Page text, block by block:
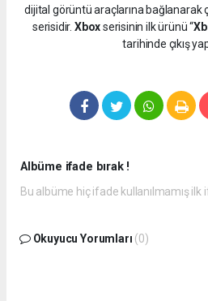
dijital görüntü araçlarına bağlanarak
serisidir. Xboxserisinin ilk ürünü “
tarihinde çıkış
Albüme ifade bırak !
Bu albüme hiç ifade kullanılmamış ilk
Okuyucu Yorumları (0)